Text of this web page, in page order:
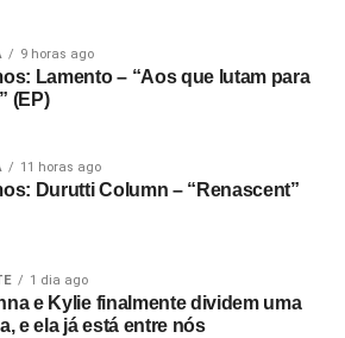
9 horas ago
Lamento – “Aos que lutam para
(EP)
11 horas ago
Durutti Column – “Renascent”
1 dia ago
e Kylie finalmente dividem uma
e ela já está entre nós